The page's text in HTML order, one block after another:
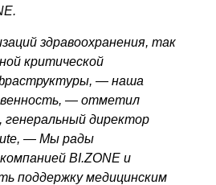
здравоохранения, так
критической
— наша
— отметил
директор
— Мы рады
BI.ZONE и
поддержку медицинским